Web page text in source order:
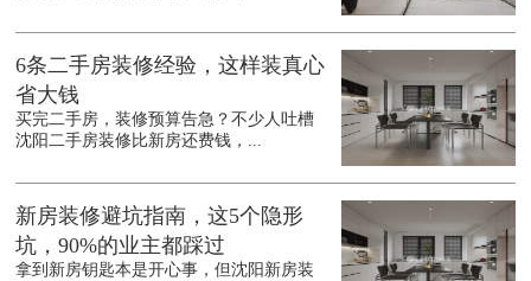
6条二手房装修经验，这样装真心
省大钱
买完二手房，装修预算告急？不少人吐槽
沈阳二手房装修比新房还费钱，...
新房装修避坑指南，这5个隐形
坑，90%的业主都踩过
拿到新房钥匙本是开心事，但沈阳新房装